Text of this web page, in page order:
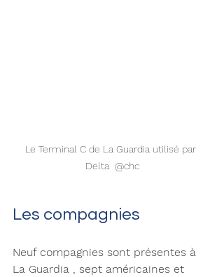
Le Terminal C de La Guardia utilisé par
Delta  @chc
Les compagnies
Neuf compagnies sont présentes à
La Guardia , sept américaines et